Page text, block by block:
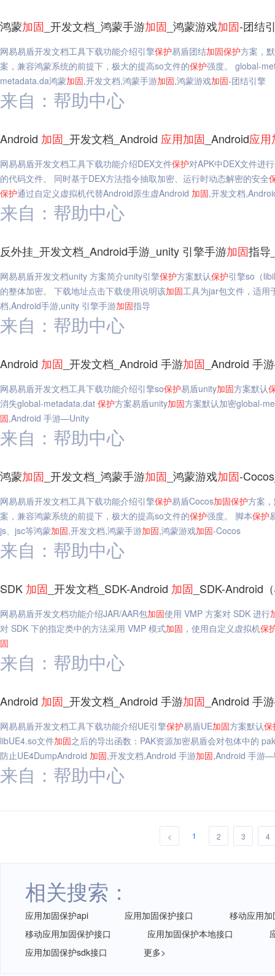
鸿蒙加固 _开发文档_鸿蒙手游加固 _鸿蒙游戏加固-团结
网易易盾开发文档工具下载功能介绍引擎保护易盾团结加固保护方案，
案，兼容鸿蒙系统的前提下，极大的提高so文件的保护强度。 global-
metadata.da鸿蒙加固,开发文档,鸿蒙手游加固,鸿蒙游戏加固-团结引擎
来自：帮助中心
Android 加固 _开发文档_Android 应用加固 _Android应用
网易易盾开发文档工具下载功能介绍DEX文件保护对APK中DEX文件进
的代码文件。 同时基于DEX方法指令抽取加密、运行时动态解密的安全
保护通过自定义虚拟机代替Android原生虚Android 加固,开发文档
来自：帮助中心
反外挂_开发文档_Android手游_unity 引擎手游加固指导
网易易盾开发文档unity 方案简介unity引擎保护方案默认保护引擎so（
的整体加密。 下载地址点击下载使用说明该加固工具为jar包文件，适用
档,Android手游,unity 引擎手游加固指导
来自：帮助中心
Android 加固 _开发文档_Android 手游加固 _Android 手
网易易盾开发文档工具下载功能介绍引擎so保护易盾unity加固方案默认
消失global-metadata.dat 保护方案易盾unity加固方案默认加密global-
固,Android 手游—Unity
来自：帮助中心
鸿蒙加固 _开发文档_鸿蒙手游加固 _鸿蒙游戏加固-
网易易盾开发文档工具下载功能介绍引擎保护易盾Cocos加固保护方案
案，兼容鸿蒙系统的前提下，极大的提高so文件的保护强度。 脚本保护
js、jsc等鸿蒙加固,开发文档,鸿蒙手游加固,鸿蒙游戏加固-Cocos
来自：帮助中心
SDK 加固 _开发文档_SDK-Android 加固 _SDK-Android
网易易盾开发文档功能介绍JAR/AAR包加固使用 VMP 方案对 SDK 进行
对 SDK 下的指定类中的方法采用 VMP 模式加固 ，使用自定义虚拟机保
固
来自：帮助中心
Android 加固 _开发文档_Android 手游加固 _Android 手
网易易盾开发文档工具下载功能介绍UE引擎保护易盾UE加固方案默认保
libUE4.so文件加固之后的导出函数：PAK资源加密易盾会对包体中的
防止UE4DumpAndroid 加固,开发文档,Android 手游加固,Android 手游
来自：帮助中心
< 1 2 3 4
相关搜索：
应用加固保护api 应用加固保护接口
移动应用
移动应用加固保护接口
应用加固保护本地接口
应用加固保护sdk接口
更多>